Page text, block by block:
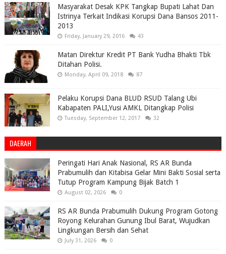
Masyarakat Desak KPK Tangkap Bupati Lahat Dan
Istrinya Terkait Indikasi Korupsi Dana Bansos 2011-
2013
Friday, January 29, 2016 43
Matan Direktur Kredit PT Bank Yudha Bhakti Tbk
Ditahan Polisi.
Monday, April 09, 2018 87
Pelaku Korupsi Dana BLUD RSUD Talang Ubi
Kabapaten PALI,Yusi AMKL Ditangkap Polisi
Tuesday, September 12, 2017 32
DAERAH
Peringati Hari Anak Nasional, RS AR Bunda
Prabumulih dan Kitabisa Gelar Mini Bakti Sosial serta
Tutup Program Kampung Bijak Batch 1
August 02, 2026 0
RS AR Bunda Prabumulih Dukung Program Gotong
Royong Kelurahan Gunung Ibul Barat, Wujudkan
Lingkungan Bersih dan Sehat
July 31, 2026 0